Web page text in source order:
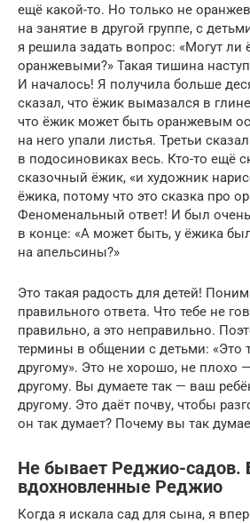
ещё какой-то. Но только не
на занятие в другой группе, с
я решила задать вопрос: «Могут ли
оранжевыми?» Такая тишина
И началось! Я получила больше
сказал, что ёжик вымазался в
что ёжик может быть оранжевым
на него упали листья. Третьи
в подосиновиках весь. Кто-то ещё
сказочный ёжик, «и художник
ёжика, потому что это сказка про
Феноменальный ответ! И был
в конце: «А может быть, у ёжика
на апельсины?»
Это такая радость для детей!
правильного ответа. Что тебе не
правильно, а это неправильно.
термины в общении с детьми: «Это
другому». Это не хорошо, не плохо
другому. Вы думаете так — ваш
другому. Это даёт почву, чтобы
он так думает? Почему вы так
Не бывает Реджио-
вдохновленные Реджио
Когда я искала сад для сына, я